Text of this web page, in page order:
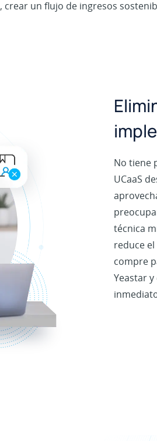
un flujo de ingresos
No tiene
UCaaS
técnica
reduce
compre
Yeastar